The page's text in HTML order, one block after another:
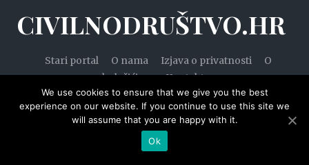
CIVILNODRUŠTVO.HR
Stari portal O nama Izjava o privatnosti
O
kolačićima
Kontakt
© 2020. — Civilnodruštvo.hr. Sva prava pridržana.
Designed by WPZOOM
We use cookies to ensure that we give you the best
experience on our website. If you continue to use this site we
will assume that you are happy with it.
Ok